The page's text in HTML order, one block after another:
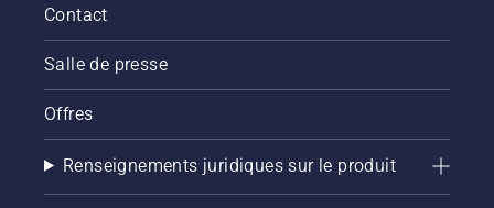
Démarrez
et
assurez-
vous que
le frein
de
Contact
Salle de presse
Offres
Renseignements juridiques sur le produit